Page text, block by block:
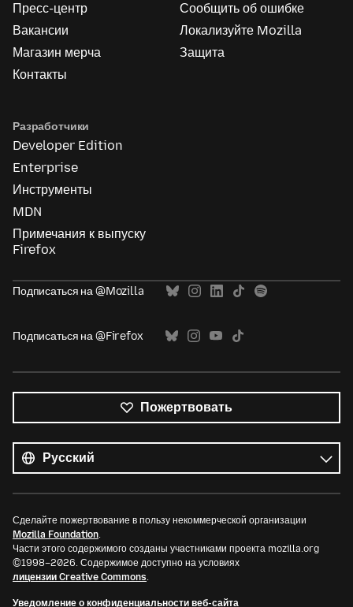
Пресс-центр
Вакансии
Магазин мерча
Контакты
Сообщить об ошибке
Локализуйте Mozilla
Защита
Разработчики
Developer Edition
Enterprise
Инструменты
MDN
Примечания к выпуску
Firefox
Подписаться на @Mozilla
Подписаться на @Firefox
Пожертвовать
языки
Язык
Сделайте пожертвование в пользу некоммерческой организации
Mozilla Foundation.
Части этого содержимого созданы участниками проекта mozilla.org
©1998–2026. Содержимое доступно на условиях
лицензии Creative Commons.
Уведомление о конфиденциальности веб-сайта